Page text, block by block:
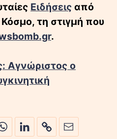
Ειδήσεις από
τη στιγμή που
.
Αγνώριστος ο